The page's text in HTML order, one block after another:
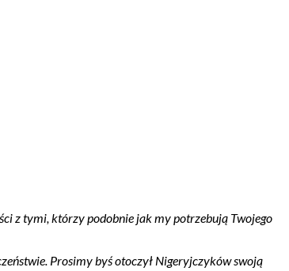
z tymi, którzy podobnie jak my potrzebują Twojego
Prosimy byś otoczył Nigeryjczyków swoją